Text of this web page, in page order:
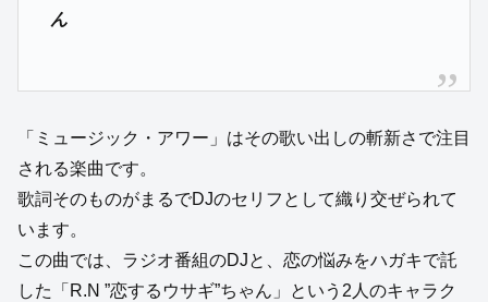
ん
「ミュージック・アワー」はその歌い出しの斬新さで注目
される楽曲です。
歌詞そのものがまるでDJのセリフとして織り交ぜられて
います。
この曲では、ラジオ番組のDJと、恋の悩みをハガキで託
した「R.N ”恋するウサギ”ちゃん」という2人のキャラク